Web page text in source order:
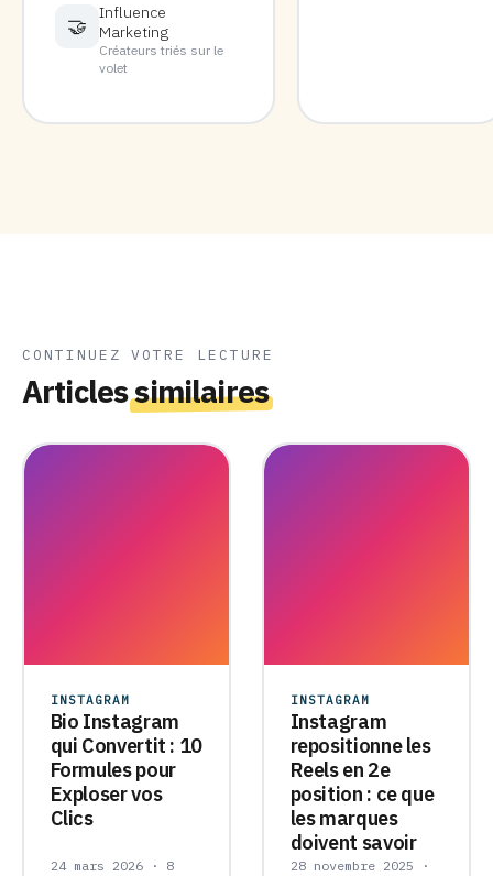
🤝
Influence
Marketing
Créateurs triés sur le
volet
CONTINUEZ VOTRE LECTURE
Articlessimilaires
INSTAGRAM
Bio Instagram
qui Convertit : 10
Formules pour
Exploser vos
Clics
24 mars 2026 · 8
INSTAGRAM
Instagram
repositionne les
Reels en 2e
position : ce que
les marques
doivent savoir
28 novembre 2025 ·